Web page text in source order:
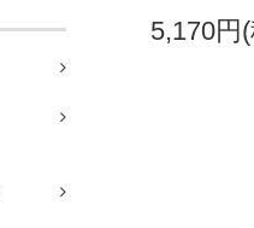
5,170円